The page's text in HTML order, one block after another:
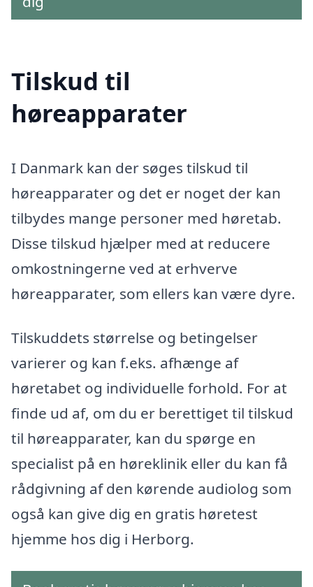
Tilskud til
høreapparater
I Danmark kan der søges tilskud til
høreapparater og det er noget der kan
tilbydes mange personer med høretab.
Disse tilskud hjælper med at reducere
omkostningerne ved at erhverve
høreapparater, som ellers kan være dyre.
Tilskuddets størrelse og betingelser
varierer og kan f.eks. afhænge af
høretabet og individuelle forhold. For at
finde ud af, om du er berettiget til tilskud
til høreapparater, kan du spørge en
specialist på en høreklinik eller du kan få
rådgivning af den kørende audiolog som
også kan give dig en gratis høretest
hjemme hos dig i Herborg.